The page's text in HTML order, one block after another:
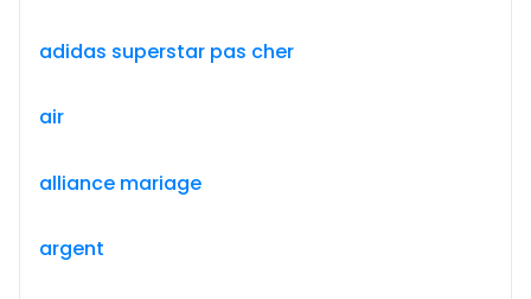
adidas superstar pas cher
air
alliance mariage
argent